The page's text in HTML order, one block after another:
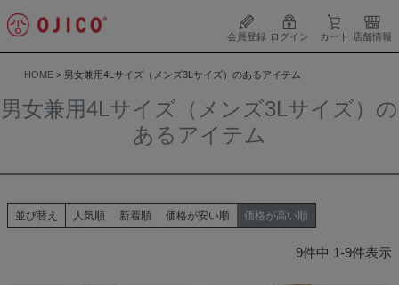
会員登録 ログイン カート 店舗情報
HOME 男女兼用4Lサイズ（メンズ3Lサイズ）のあるアイテム
男女兼用4Lサイズ（メンズ3Lサイズ）の
あるアイテム
並び替え 人気順 新着順 価格が安い順 価格が高い順
9件中 1-9件表示